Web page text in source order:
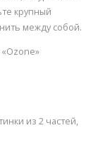
крупный
между собой.
из 2 частей,